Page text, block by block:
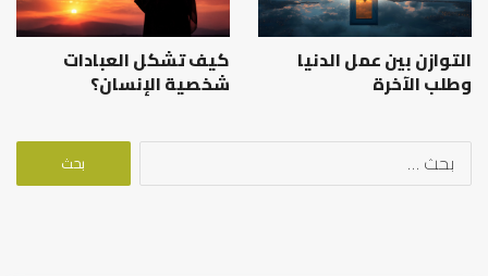
التوازن بين عمل الدنيا
وطلب الآخرة
كيف تشكل العبادات
شخصية الإنسان؟
البحث